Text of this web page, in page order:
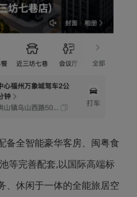
备全智能豪华客房、闽粤食
等完善配套,以国际高端标
、休闲于一体的全能旅居空